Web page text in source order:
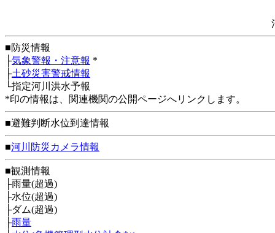
■防災情報
├気象警報・注意報 *
├土砂災害警戒情報
└指定河川洪水予報
*印の情報は、関連機関の公開ページへリンクします。
■避難判断水位到達情報
■河川防災カメラ情報
■観測情報
├雨量(超過)
├水位(超過)
├ダム(超過)
├雨量